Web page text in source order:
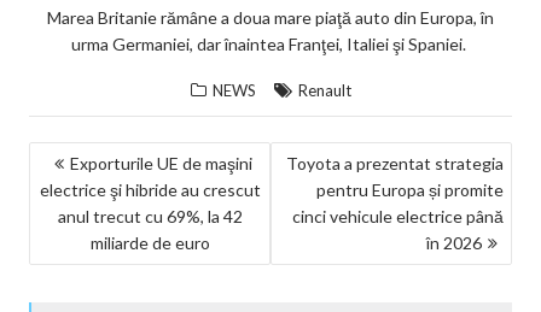
Marea Britanie rămâne a doua mare piaţă auto din Europa, în
urma Germaniei, dar înaintea Franţei, Italiei şi Spaniei.
NEWS Renault
NAVIGARE
ÎN
ARTICOLE
Exporturile UE de maşini
electrice şi hibride au crescut
anul trecut cu 69%, la 42
miliarde de euro
Toyota a prezentat strategia
pentru Europa și promite
cinci vehicule electrice până
în 2026